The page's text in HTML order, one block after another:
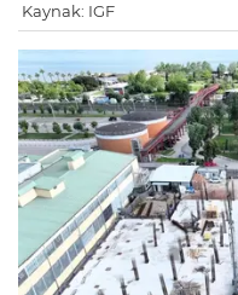
Kaynak: IGF